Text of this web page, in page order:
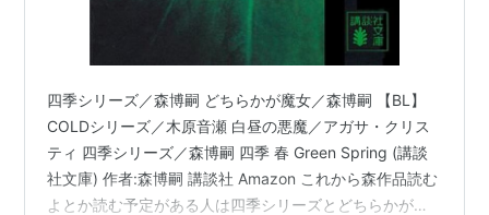
四季シリーズ／森博嗣 どちらかが魔女／森博嗣 【BL】
COLDシリーズ／木原音瀬 白昼の悪魔／アガサ・クリス
ティ 四季シリーズ／森博嗣 四季 春 Green Spring (講談
社文庫) 作者:森博嗣 講談社 Amazon これから森作品読む
よとか読む予定がある人は四季シリーズとどちらかが魔